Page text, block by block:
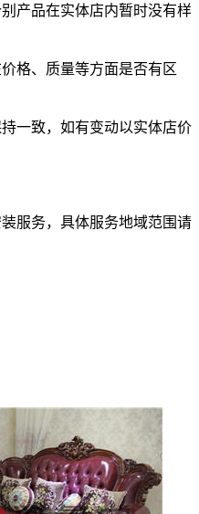
产品在实体店内暂时没有样
格、质量等方面是否有区
一致，如有变动以实体店价
服务，具体服务地域范围请